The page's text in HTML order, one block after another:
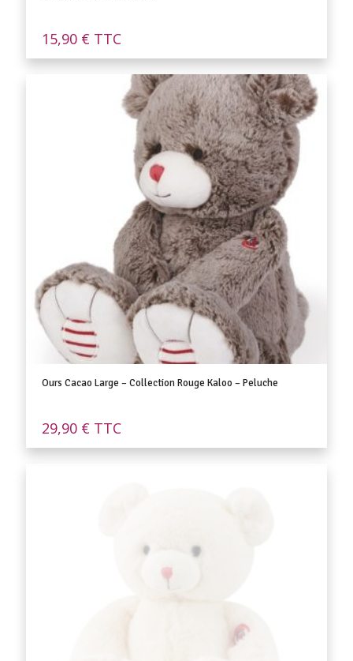
15,90 € TTC
Ours Cacao Large – Collection Rouge Kaloo – Peluche
29,90 € TTC